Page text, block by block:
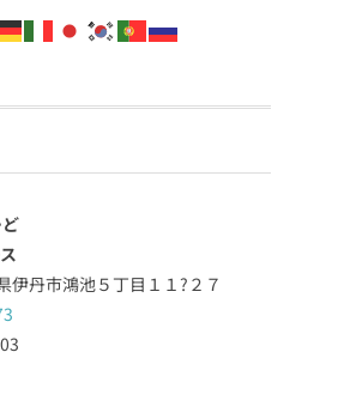
伊丹市鴻池５丁目１１?２７